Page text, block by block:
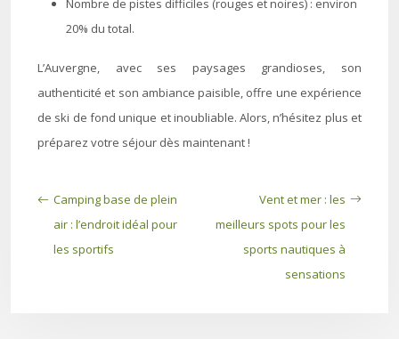
Nombre de pistes difficiles (rouges et noires) : environ
20% du total.
L’Auvergne, avec ses paysages grandioses, son
authenticité et son ambiance paisible, offre une expérience
de ski de fond unique et inoubliable. Alors, n’hésitez plus et
préparez votre séjour dès maintenant !
Camping base de plein
air : l’endroit idéal pour
les sportifs
Vent et mer : les
meilleurs spots pour les
sports nautiques à
sensations